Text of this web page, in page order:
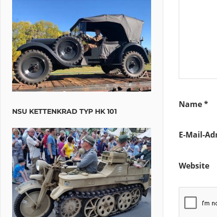
Name*
E-Mail-
Website
NSU KETTENKRAD TYP HK 101